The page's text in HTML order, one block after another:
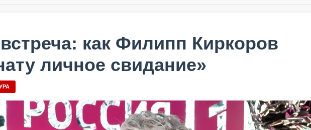
как Филипп Киркоров
личное свидание»